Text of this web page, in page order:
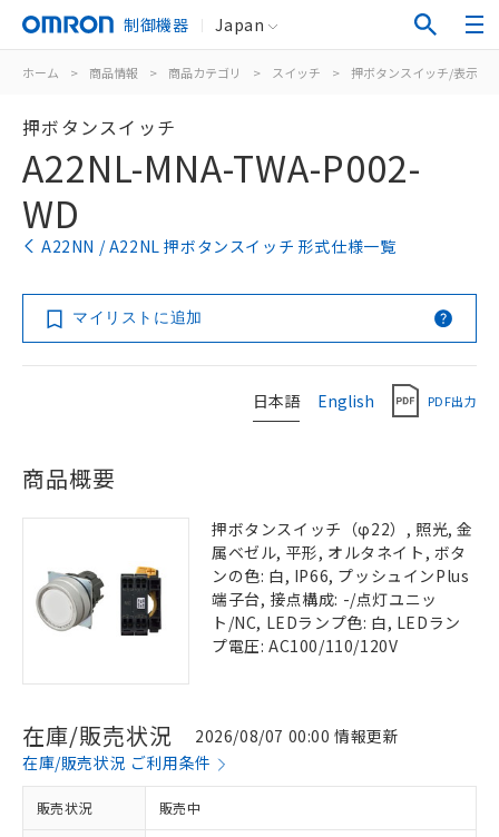
制御機器 Japan
ホーム > 商品情報 > 商品カテゴリ > スイッチ > 押ボタンスイッチ/表示灯
押ボタンスイッチ
A22NL-MNA-TWA-P002-
WD
A22NN / A22NL 押ボタンスイッチ 形式仕様一覧
マイリストに追加
日本語 English PDF出力
商品概要
押ボタンスイッチ（φ22）, 照光, 金
属ベゼル, 平形, オルタネイト, ボタ
ンの色: 白, IP66, プッシュインPlus
端子台, 接点構成: -/点灯ユニッ
ト/NC, LEDランプ色: 白, LEDラン
プ電圧: AC100/110/120V
在庫/販売状況
2026/08/07 00:00 情報更新
在庫/販売状況 ご利用条件
販売状況 販売中